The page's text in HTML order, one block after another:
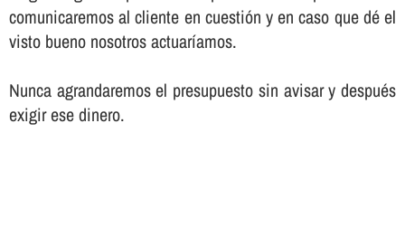
comunicaremos al cliente en cuestión y en caso que dé el
visto bueno nosotros actuarí­amos.
Nunca agrandaremos el presupuesto sin avisar y después
exigir ese dinero.